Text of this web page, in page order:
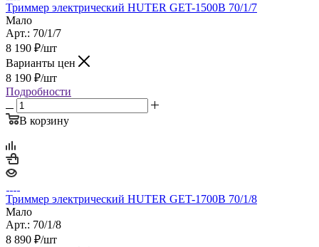
Триммер электрический HUTER GET-1500B 70/1/7
Мало
Арт.: 70/1/7
8 190 ₽/шт
Варианты цен
8 190 ₽/шт
Подробности
В корзину
Триммер электрический HUTER GET-1700B 70/1/8
Мало
Арт.: 70/1/8
8 890 ₽/шт